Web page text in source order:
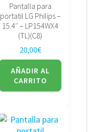
Pantalla para
portatil LG Philips –
15.4″ – LP154WX4
(TL)(C8)
20,00€
AÑADIR AL
CARRITO